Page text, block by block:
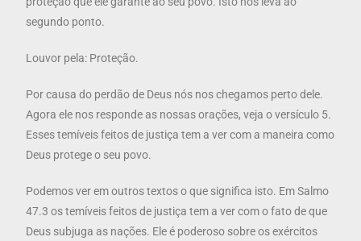
segundo ponto.
Louvor pela: Proteção.
Por causa do perdão de Deus nós nos chegamos perto dele.
Agora ele nos responde as nossas orações, veja o versículo 5.
Esses temíveis feitos de justiça tem a ver com a maneira como
Deus protege o seu povo.
Podemos ver em outros textos o que significa isto. Em Salmo
47.3 os temíveis feitos de justiça tem a ver com o fato de que
Deus subjuga as nações. Ele é poderoso sobre os exércitos